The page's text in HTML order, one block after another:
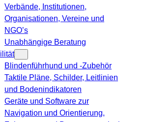
Verbände, Institutionen,
Organisationen, Vereine und
NGO’s
Unabhängige Beratung
Blindenführhund und -Zubehör
Taktile Pläne, Schilder, Leitlinien
und Bodenindikatoren
Geräte und Software zur
Navigation und Orientierung,